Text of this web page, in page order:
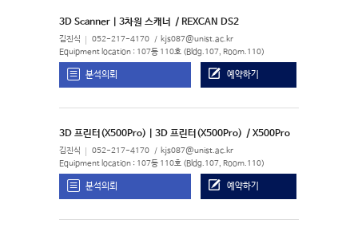
3D Scanner | 3차원 스캐너 / REXCAN DS2
김진식 052-217-4170 kjs087@unist.ac.kr
Equipment location : 107동 110호 (Bldg.107, Room.110)
분석의뢰 예약하기
3D 프린터(X500Pro) | 3D 프린터(X500Pro) / X500Pro
김진식 052-217-4170 kjs087@unist.ac.kr
Equipment location : 107동 110호 (Bldg.107, Room.110)
분석의뢰 예약하기